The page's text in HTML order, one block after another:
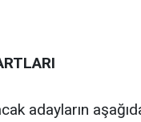
adayların